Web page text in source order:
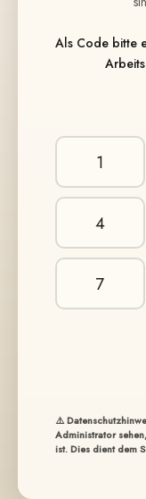
Als Code bitte
1
4
7
⚠️
Administrator
ist. Dies dient dem